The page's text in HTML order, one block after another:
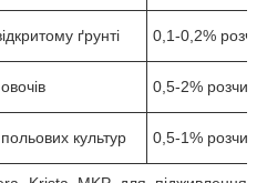
ґрунті 0,1-0,2%
0,5-2% розчин
культур 0,5-1% розчин